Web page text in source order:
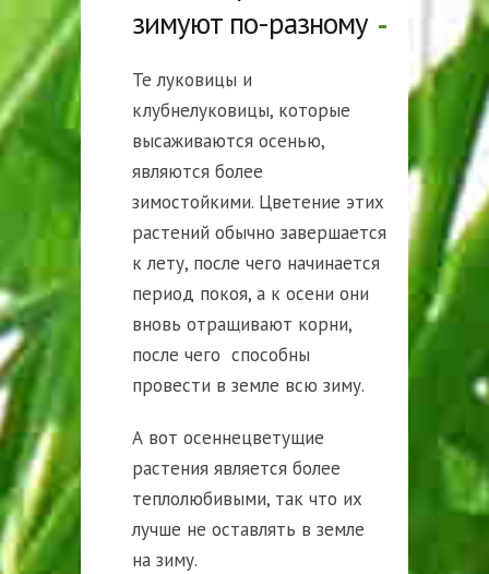
зимуют по-разному
Те луковицы и
клубнелуковицы, которые
высаживаются осенью,
являются более
зимостойкими. Цветение этих
растений обычно завершается
к лету, после чего начинается
период покоя, а к осени они
вновь отращивают корни,
после чего способны
провести в земле всю зиму.
А вот осеннецветущие
растения является более
теплолюбивыми, так что их
лучше не оставлять в земле
на зиму.